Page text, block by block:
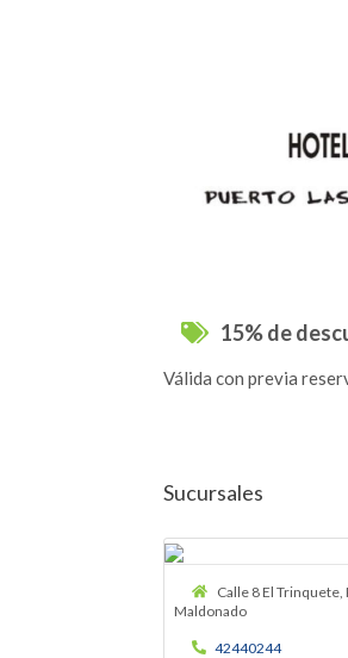
15% de
Válida con previa
Sucursales
Calle 8 El Trinquete,
Maldonado
42440244